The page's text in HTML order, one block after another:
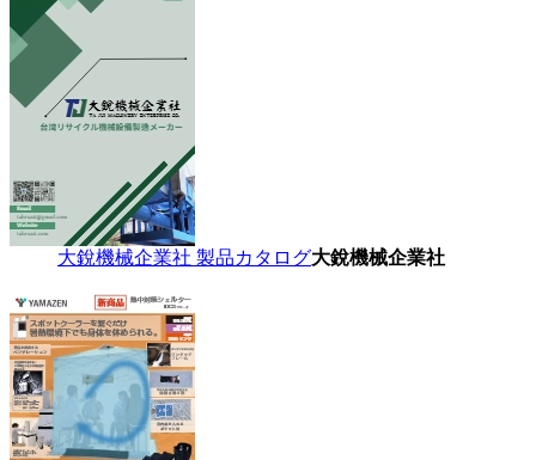
大銳機械企業社 製品カタログ大銳機械企業社